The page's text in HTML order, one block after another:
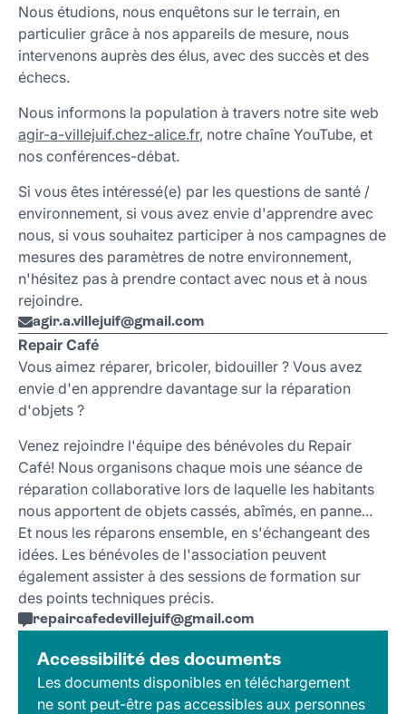
Nous étudions, nous enquêtons sur le terrain, en
particulier grâce à nos appareils de mesure, nous
intervenons auprès des élus, avec des succès et des
échecs.
Nous informons la population à travers notre site web
agir-a-villejuif.chez-alice.fr, notre chaîne YouTube, et
nos conférences-débat.
Si vous êtes intéressé(e) par les questions de santé /
environnement, si vous avez envie d'apprendre avec
nous, si vous souhaitez participer à nos campagnes de
mesures des paramètres de notre environnement,
n'hésitez pas à prendre contact avec nous et à nous
rejoindre.
agir.a.villejuif@gmail .com
Repair Café
Vous aimez réparer, bricoler, bidouiller ? Vous avez
envie d'en apprendre davantage sur la réparation
d'objets ?
Venez rejoindre l'équipe des bénévoles du Repair
Café! Nous organisons chaque mois une séance de
réparation collaborative lors de laquelle les habitants
nous apportent de objets cassés, abîmés, en panne...
Et nous les réparons ensemble, en s'échangeant des
idées. Les bénévoles de l'association peuvent
également assister à des sessions de formation sur
des points techniques précis.
repaircafedevillejuif@gmail .com
Accessibilité des documents
Les documents disponibles en téléchargement
ne sont peut-être pas accessibles aux personnes